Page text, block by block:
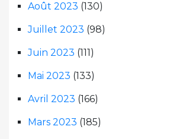
Août 2023 (130)
Juillet 2023 (98)
Juin 2023 (111)
Mai 2023 (133)
Avril 2023 (166)
Mars 2023 (185)